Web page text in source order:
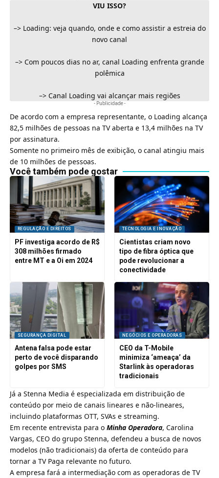
VIU ISSO?
–> Loading: veja quando, onde e como assistir a estreia do
novo canal
–> Com poucos dias no ar, canal Loading enfrenta grande
polêmica
–> Canal Loading vai alcançar mais regiões
- Publicidade -
De acordo com a empresa representante, o Loading alcança
82,5 milhões de pessoas na TV aberta e 13,4 milhões na TV
por assinatura.
Somente no primeiro mês de exibição, o canal atingiu mais
de 10 milhões de pessoas.
Você também pode gostar
REGULAÇÃO E DIREITOS
PF investiga acordo de R$
308 milhões firmado
entre MT e a Oi em 2024
TECNOLOGIA E INOVAÇÃO
Cientistas criam novo
tipo de fibra óptica que
pode revolucionar a
conectividade
SEGURANÇA DIGITAL
Antena falsa pode estar
perto de você disparando
golpes por SMS
NEGÓCIOS E OPERADORAS
CEO da T-Mobile
minimiza ‘ameaça’ da
Starlink às operadoras
tradicionais
Já a Stenna Media é especializada em distribuição de
conteúdo por meio de canais lineares e não-lineares,
incluindo plataformas OTT, SVAs e streaming.
Em recente entrevista para o Minha Operadora, Carolina
Vargas, CEO do grupo Stenna, defendeu a busca de novos
modelos (não tradicionais) da oferta de conteúdo para
tornar a TV Paga relevante no futuro.
A empresa fará a intermediação com as operadoras de TV